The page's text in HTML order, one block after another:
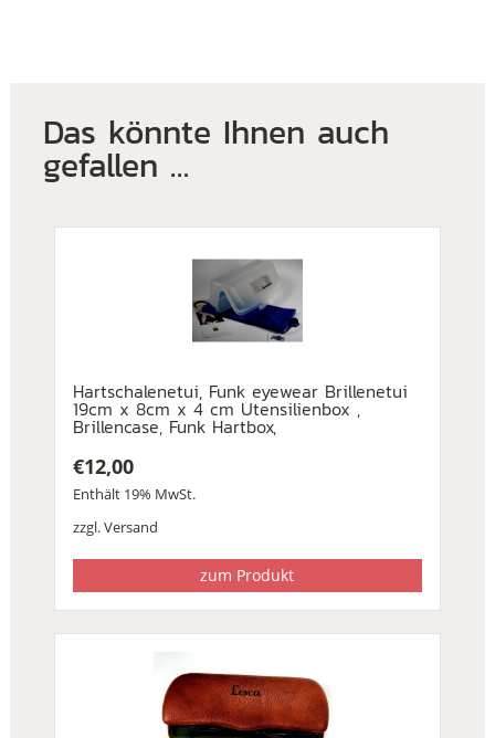
Das könnte Ihnen auch
gefallen …
Hartschalenetui, Funk eyewear Brillenetui
19cm x 8cm x 4 cm Utensilienbox ,
Brillencase, Funk Hartbox,
€12,00
Enthält 19% MwSt.
zzgl.Versand
zum Produkt